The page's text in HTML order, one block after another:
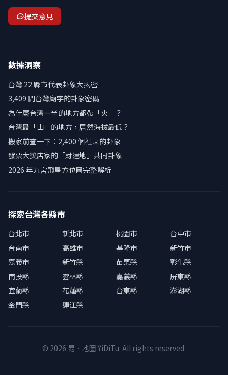
提交意見
數據洞察
台灣 22 縣市代表卦象大揭密
3,409 間台灣廟宇的卦象密碼
為什麼台灣一半的地方都帶「火」？
台灣最「山」的地方，居然海拔最低？
搬家前查一下：2,400 個社區的卦象
發票大獎店家的「財運地」共同卦象
2026 年九宮飛星方位圖完整解析
探索台灣各縣市
台北市 新北市 桃園市
台中市
台南市
高雄市 基隆市
新竹市
嘉義市
新竹縣 苗栗縣
彰化縣
南投縣
雲林縣 嘉義縣
屏東縣
宜蘭縣
花蓮縣 台東縣
澎湖縣
金門縣
連江縣
© 2026 易．地圖 YiDiTu. All rights reserved.